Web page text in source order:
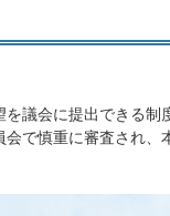
議会に提出できる制
で慎重に審査され、